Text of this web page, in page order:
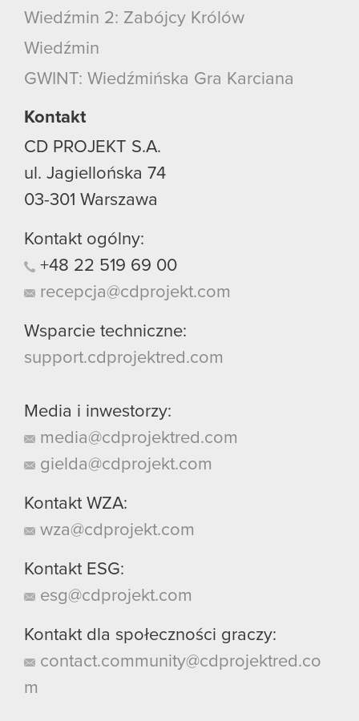
korzystanie z naszej witryny, zgadasz się na
używanie plików cookie.
Wiedźmin 2: Zabójcy Królów
Wiedźmin
GWINT: Wiedźmińska Gra Karciana
Kontakt
CD PROJEKT S.A.
ul. Jagiellońska 74
03-301 Warszawa
Kontakt ogólny:
+48 22 519 69 00
recepcja@cdprojekt.com
Wsparcie techniczne:
support.cdprojektred.com
Media i inwestorzy:
media@cdprojektred.com
gielda@cdprojekt.com
Kontakt WZA:
wza@cdprojekt.com
Kontakt ESG:
esg@cdprojekt.com
Kontakt dla społeczności graczy:
contact.community@cdprojektred.co
m